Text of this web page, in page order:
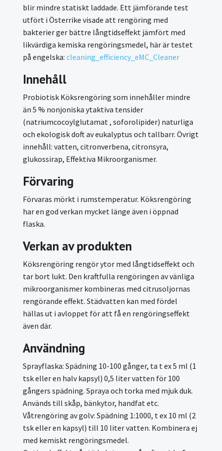
blir mindre statiskt laddade. Ett jämförande test
utfört i Österrike visade att rengöring med
bakterier ger bättre långtidseffekt jämfört med
likvärdiga kemiska rengöringsmedel, här är testet
på engelska: cleaning_efficiency_eMC_Cleaner
Innehåll
Probiotisk Köksrengöring som innehåller mindre
än 5 % nonjoniska ytaktiva tensider
(natriumcocoylglutamat , soforolipider) naturliga
och ekologisk doft av eukalyptus och tallbarr. Övrigt
innehåll: vatten, citronverbena, citronsyra,
glukossirap, Effektiva Mikroorganismer.
Förvaring
Förvaras mörkt i rumstemperatur. Köksrengöring
har en god verkan mycket länge även i öppnad
flaska.
Verkan av produkten
Köksrengöring rengör ytor med långtidseffekt och
tar bort lukt. Den kraftfulla rengöringen av vänliga
mikroorganismer kombineras med citrusoljornas
rengörande effekt. Städvatten kan med fördel
hällas ut i avloppet för att få en rengöringseffekt
även där.
Användning
Sprayflaska: Spädning 10-100 gånger, ta t ex 5 ml (1
tsk eller en halv kapsyl) 0,5 liter vatten för 100
gångers spädning. Spraya och torka med mjuk duk.
Används till skåp, bänkytor, handfat etc.
Våtrengöring av golv: Spädning 1:1000, t ex 10 ml (2
tsk eller en kapsyl) till 10 liter vatten. Kombinera ej
med kemiskt rengöringsmedel.